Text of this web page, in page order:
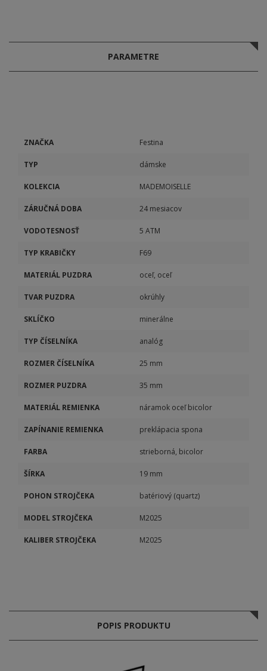
PARAMETRE
ZNAČKA Festina
TYP dámske
KOLEKCIA MADEMOISELLE
ZÁRUČNÁ DOBA 24 mesiacov
VODOTESNOSŤ 5 ATM
TYP KRABIČKY F69
MATERIÁL PUZDRA oceľ, oceľ
TVAR PUZDRA okrúhly
SKLÍČKO minerálne
TYP ČÍSELNÍKA analóg
ROZMER ČÍSELNÍKA 25 mm
ROZMER PUZDRA 35 mm
MATERIÁL REMIENKA náramok oceľ bicolor
ZAPÍNANIE REMIENKA preklápacia spona
FARBA strieborná, bicolor
ŠÍRKA 19 mm
POHON STROJČEKA batériový (quartz)
MODEL STROJČEKA M2025
KALIBER STROJČEKA M2025
POPIS PRODUKTU